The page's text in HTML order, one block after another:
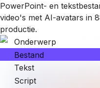
PowerPoint- en
video's met AI-avatars in
productie.
Onderwerp
Bestand
Tekst
Script